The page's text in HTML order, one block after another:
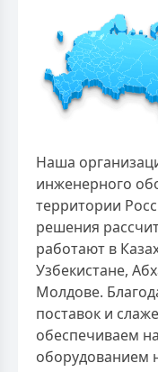
Наша
инженерного
территории
решения
работают в
Узбекистане,
Молдове.
поставок и
обеспечиваем
оборудованием